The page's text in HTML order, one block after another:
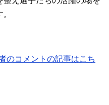
のコメントの記事はこち